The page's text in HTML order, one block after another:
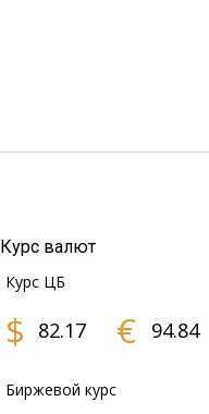
Курс валют
Курс ЦБ
$ 82.17 € 94.84
Биржевой курс